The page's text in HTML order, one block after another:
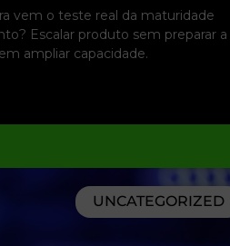
vem o teste real da maturidade
Escalar produto sem preparar a
ampliar capacidade.
UNCATEGORIZED